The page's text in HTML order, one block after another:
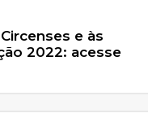
e às
2022: acesse